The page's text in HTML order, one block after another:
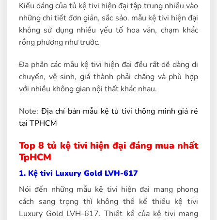
Kiểu dáng của tủ kệ tivi hiện đại tập trung nhiều vào
những chi tiết đơn giản, sắc sảo. mẫu kệ tivi hiện đại
không sử dụng nhiều yếu tố hoa văn, chạm khắc
rồng phương như trước.
Đa phần các mẫu kệ tivi hiện đại đều rất dễ dàng di
chuyển, vệ sinh, giá thành phải chăng và phù hợp
với nhiều không gian nội thất khác nhau.
Note: Địa chỉ bán mẫu kệ tủ tivi thông minh giá rẻ
tại TPHCM
Top 8 tủ kệ tivi hiện đại đáng mua nhất
TpHCM
1. Kệ tivi Luxury Gold LVH-617
Nói đến những mẫu kệ tivi hiện đại mang phong
cách sang trọng thì không thể kể thiếu kệ tivi
Luxury Gold LVH-617. Thiết kế của kệ tivi mang